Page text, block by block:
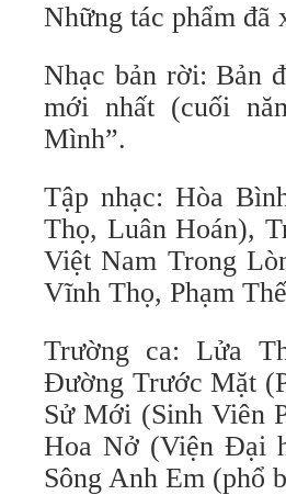
Những tác phẩm đã
Nhạc bản rời: Bản
mới nhất (cuối
Mình”.
Tập nhạc: Hòa
Thọ, Luân Hoán),
Việt Nam Trong
Vĩnh Thọ, Phạm
Trường ca: Lửa
Đường Trước Mặt
Sử Mới (Sinh Viên
Hoa Nở (Viện Đại
Sông Anh Em (phổ